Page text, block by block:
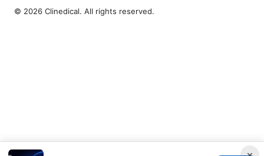
© 2026 Clinedical. All rights reserved.